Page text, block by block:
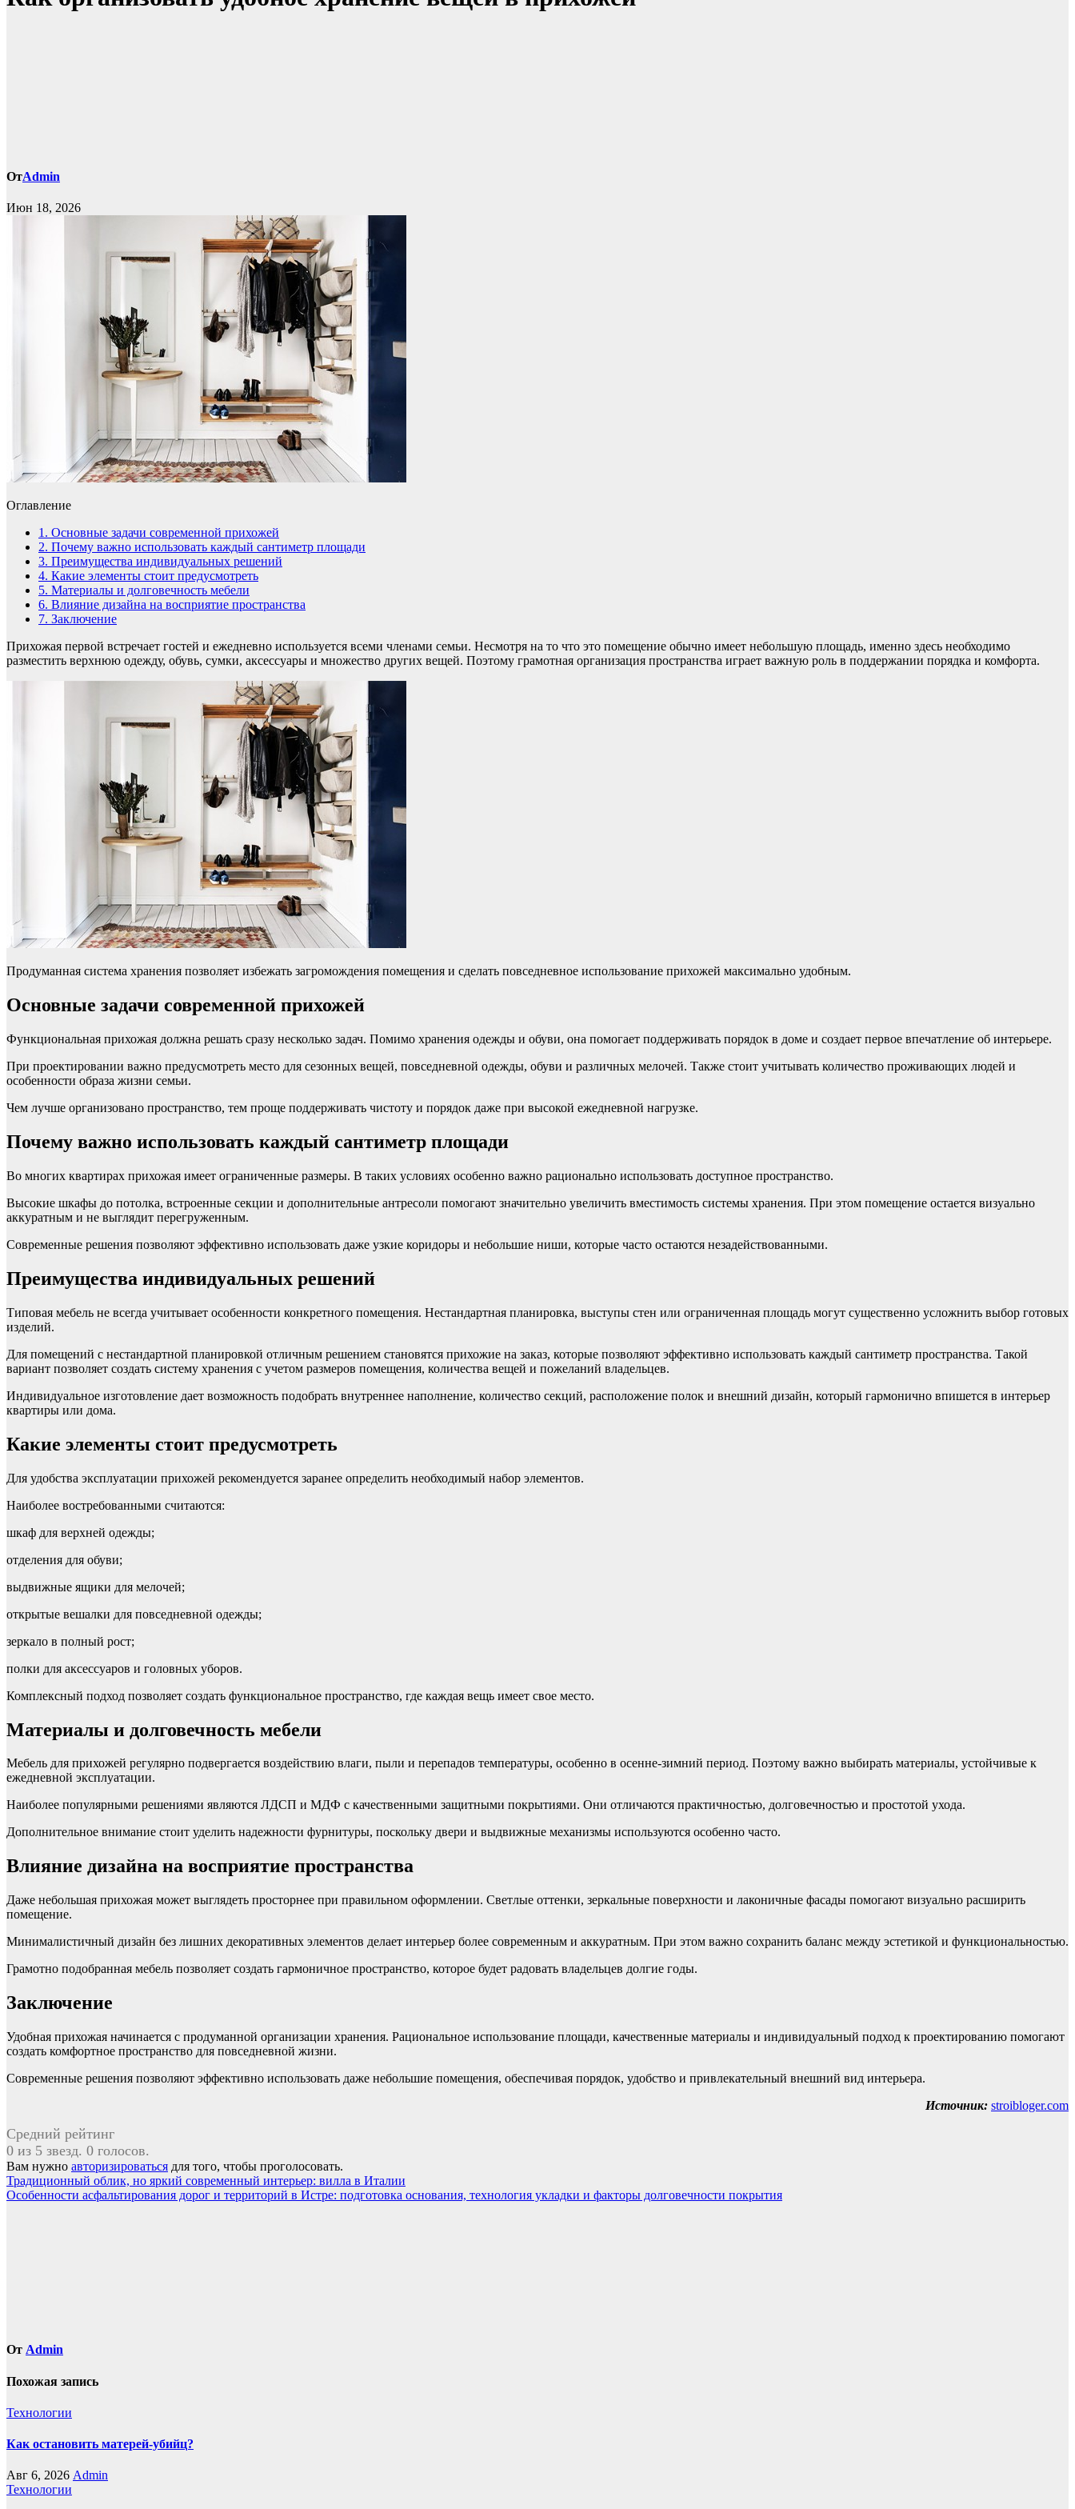
ОтAdmin
Июн 18, 2026
Оглавление
1. Основные задачи современной прихожей
2. Почему важно использовать каждый сантиметр площади
3. Преимущества индивидуальных решений
4. Какие элементы стоит предусмотреть
5. Материалы и долговечность мебели
6. Влияние дизайна на восприятие пространства
7. Заключение
Прихожая первой встречает гостей и ежедневно используется всеми членами семьи. Несмотря на то что это помещение обычно имеет небольшую площадь, именно здесь необходимо
разместить верхнюю одежду, обувь, сумки, аксессуары и множество других вещей. Поэтому грамотная организация пространства играет важную роль в поддержании порядка и комфорта.
Продуманная система хранения позволяет избежать загромождения помещения и сделать повседневное использование прихожей максимально удобным.
Основные задачи современной прихожей
Функциональная прихожая должна решать сразу несколько задач. Помимо хранения одежды и обуви, она помогает поддерживать порядок в доме и создает первое впечатление об интерьере.
При проектировании важно предусмотреть место для сезонных вещей, повседневной одежды, обуви и различных мелочей. Также стоит учитывать количество проживающих людей и
особенности образа жизни семьи.
Чем лучше организовано пространство, тем проще поддерживать чистоту и порядок даже при высокой ежедневной нагрузке.
Почему важно использовать каждый сантиметр площади
Во многих квартирах прихожая имеет ограниченные размеры. В таких условиях особенно важно рационально использовать доступное пространство.
Высокие шкафы до потолка, встроенные секции и дополнительные антресоли помогают значительно увеличить вместимость системы хранения. При этом помещение остается визуально
аккуратным и не выглядит перегруженным.
Современные решения позволяют эффективно использовать даже узкие коридоры и небольшие ниши, которые часто остаются незадействованными.
Преимущества индивидуальных решений
Типовая мебель не всегда учитывает особенности конкретного помещения. Нестандартная планировка, выступы стен или ограниченная площадь могут существенно усложнить выбор готовых
изделий.
Для помещений с нестандартной планировкой отличным решением становятся прихожие на заказ, которые позволяют эффективно использовать каждый сантиметр пространства. Такой
вариант позволяет создать систему хранения с учетом размеров помещения, количества вещей и пожеланий владельцев.
Индивидуальное изготовление дает возможность подобрать внутреннее наполнение, количество секций, расположение полок и внешний дизайн, который гармонично впишется в интерьер
квартиры или дома.
Какие элементы стоит предусмотреть
Для удобства эксплуатации прихожей рекомендуется заранее определить необходимый набор элементов.
Наиболее востребованными считаются:
шкаф для верхней одежды;
отделения для обуви;
выдвижные ящики для мелочей;
открытые вешалки для повседневной одежды;
зеркало в полный рост;
полки для аксессуаров и головных уборов.
Комплексный подход позволяет создать функциональное пространство, где каждая вещь имеет свое место.
Материалы и долговечность мебели
Мебель для прихожей регулярно подвергается воздействию влаги, пыли и перепадов температуры, особенно в осенне-зимний период. Поэтому важно выбирать материалы, устойчивые к
ежедневной эксплуатации.
Наиболее популярными решениями являются ЛДСП и МДФ с качественными защитными покрытиями. Они отличаются практичностью, долговечностью и простотой ухода.
Дополнительное внимание стоит уделить надежности фурнитуры, поскольку двери и выдвижные механизмы используются особенно часто.
Влияние дизайна на восприятие пространства
Даже небольшая прихожая может выглядеть просторнее при правильном оформлении. Светлые оттенки, зеркальные поверхности и лаконичные фасады помогают визуально расширить
помещение.
Минималистичный дизайн без лишних декоративных элементов делает интерьер более современным и аккуратным. При этом важно сохранить баланс между эстетикой и функциональностью.
Грамотно подобранная мебель позволяет создать гармоничное пространство, которое будет радовать владельцев долгие годы.
Заключение
Удобная прихожая начинается с продуманной организации хранения. Рациональное использование площади, качественные материалы и индивидуальный подход к проектированию помогают
создать комфортное пространство для повседневной жизни.
Современные решения позволяют эффективно использовать даже небольшие помещения, обеспечивая порядок, удобство и привлекательный внешний вид интерьера.
Источник: stroibloger.com
Средний рейтинг
0 из 5 звезд. 0 голосов.
Вам нужно авторизироваться для того, чтобы проголосовать.
Навигация
по
Традиционный облик, но яркий современный интерьер: вилла в Италии
Особенности асфальтирования дорог и территорий в Истре: подготовка основания, технология укладки и факторы долговечности покрытия
От Admin
Похожая запись
Технологии
Как остановить матерей-убийц?
Авг 6, 2026 Admin
Технологии